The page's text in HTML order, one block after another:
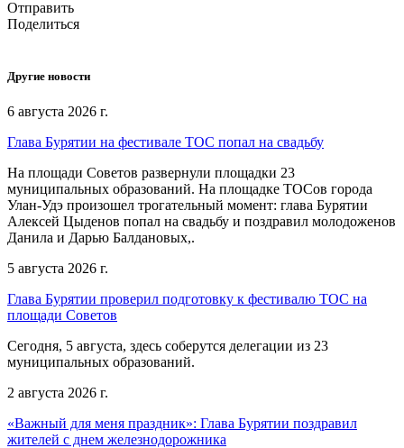
Отправить
Поделиться
Другие новости
6 августа 2026 г.
Глава Бурятии на фестивале ТОС попал на свадьбу
На площади Советов развернули площадки 23
муниципальных образований. На площадке ТОСов города
Улан-Удэ произошел трогательный момент: глава Бурятии
Алексей Цыденов попал на свадьбу и поздравил молодоженов
Данила и Дарью Балдановых,.
5 августа 2026 г.
Глава Бурятии проверил подготовку к фестивалю ТОС на
площади Советов
Сегодня, 5 августа, здесь соберутся делегации из 23
муниципальных образований.
2 августа 2026 г.
«Важный для меня праздник»: Глава Бурятии поздравил
жителей с днем железнодорожника